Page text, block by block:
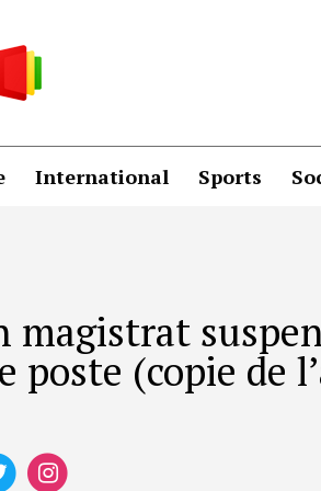
International Sports
magistrat
poste (copie de